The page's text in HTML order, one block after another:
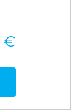
€
24,50 €